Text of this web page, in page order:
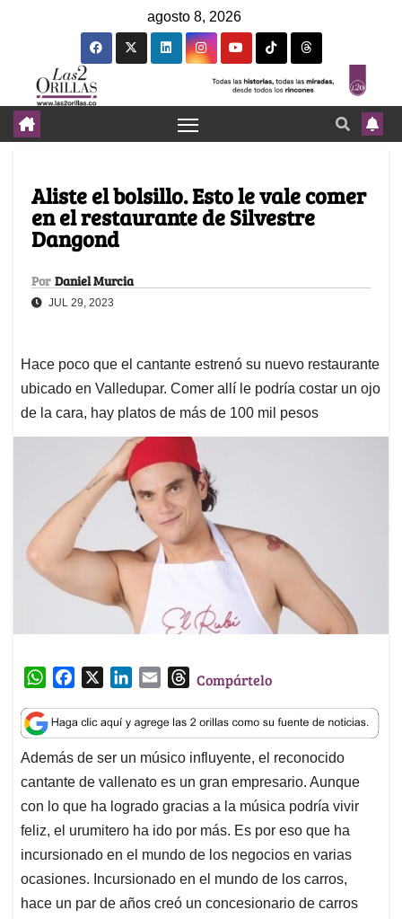
agosto 8, 2026
Aliste el bolsillo. Esto le vale comer
en el restaurante de Silvestre
Dangond
Por Daniel Murcia
JUL 29, 2023
Hace poco que el cantante estrenó su nuevo restaurante
ubicado en Valledupar. Comer allí le podría costar un ojo
de la cara, hay platos de más de 100 mil pesos
W
a
t
s
A
p
c
e
b
o
o
k
n
k
e
d
I
n
a
i
l
T
r
e
a
d
s
Compártelo
Además de ser un músico influyente, el reconocido
cantante de vallenato es un gran empresario. Aunque
con lo que ha logrado gracias a la música podría vivir
feliz, el urumitero ha ido por más. Es por eso que ha
incursionado en el mundo de los negocios en varias
ocasiones. Incursionado en el mundo de los carros,
hace un par de años creó un concesionario de carros